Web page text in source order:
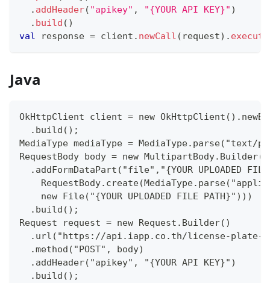
. addHeader( "apikey" , "{YOUR API KEY}" )
. build ( )
val response = client . newCall ( request) . execute
Java
OkHttpClient client = new
  .build();
MediaType mediaType = MediaType.parse("text/
RequestBody body = new
.addFormDataPart("file","{YOUR UPLOADED
    new File("{YOUR UPLOADED FILE PATH}")))
  .build();
Request request = new Request.Builder()
.url("https://api.iapp.co.th/license-plate-
  .method("POST", body)
  .addHeader("apikey", "{YOUR API KEY}")
  .build();